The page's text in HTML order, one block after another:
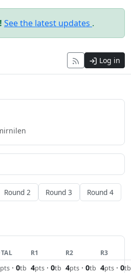
See the latest updates .
Log in
Round 2 Round 3
Round 4
R1 R2 R3
pts · 0tb 4pts · 0tb 4pts · 0tb 4pts · 0tb